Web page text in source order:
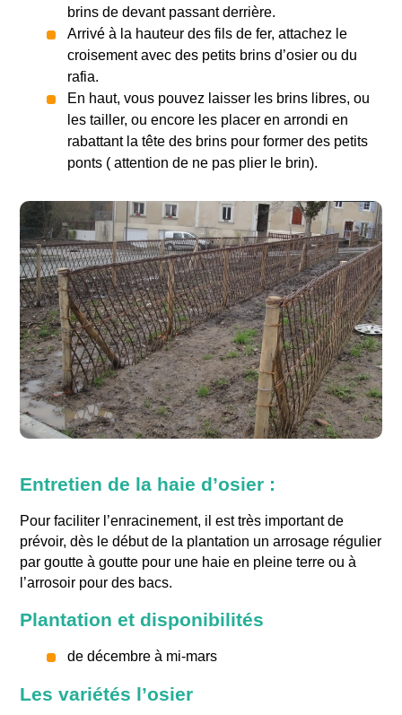
brins de devant passant derrière.
Arrivé à la hauteur des fils de fer, attachez le
croisement avec des petits brins d’osier ou du
rafia.
En haut, vous pouvez laisser les brins libres, ou
les tailler, ou encore les placer en arrondi en
rabattant la tête des brins pour former des petits
ponts ( attention de ne pas plier le brin).
Entretien de la haie d’osier :
Pour faciliter l’enracinement, il est très important de
prévoir, dès le début de la plantation un arrosage régulier
par goutte à goutte pour une haie en pleine terre ou à
l’arrosoir pour des bacs.
Plantation et disponibilités
de décembre à mi-mars
Les variétés l’osier